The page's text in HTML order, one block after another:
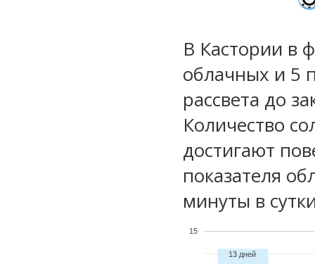
В Кастории в
облачных и 5
рассвета до
Количество
достигают
показателя
минуты в
15
13 дней